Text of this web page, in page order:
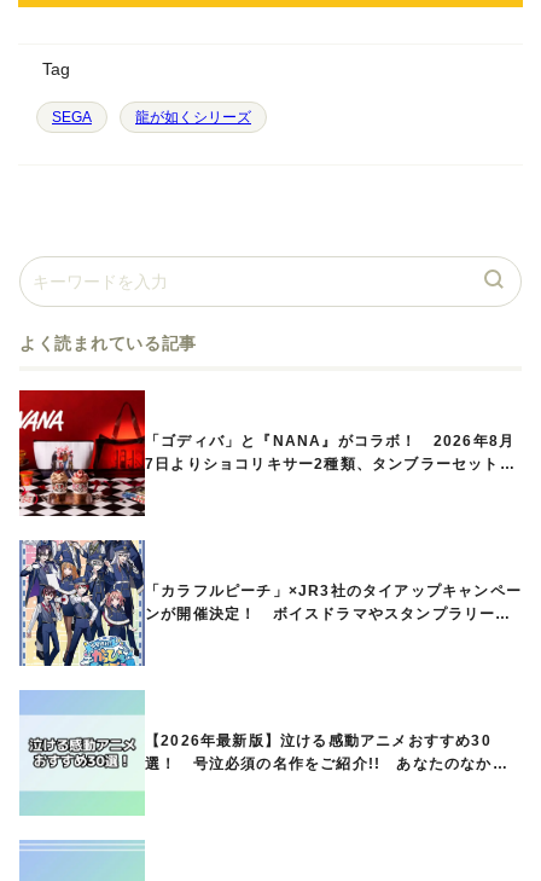
Tag
SEGA 龍が如くシリーズ
よく読まれている記事
「ゴディバ」と『NANA』がコラボ！ 2026年8月
7日よりショコリキサー2種類、タンブラーセットな
「カラフルピーチ」×JR3社のタイアップキャンペー
ンが開催決定！ ボイスドラマやスタンプラリー、
【2026年最新版】泣ける感動アニメおすすめ30
選！ 号泣必須の名作をご紹介!! あなたのなかの